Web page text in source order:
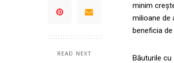
READ NEXT
minim
milioane de
beneficia de
Băuturile